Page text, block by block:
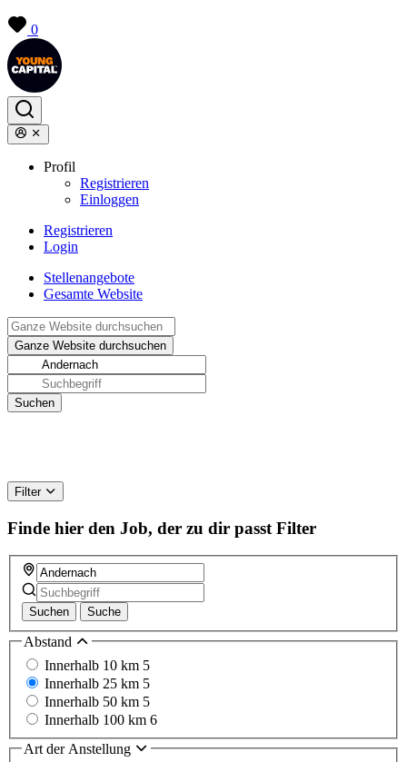
0
Profil
Registrieren
Einloggen
Registrieren
Login
Stellenangebote
Gesamte Website
Filter
Finde hier den Job, der zu dir passt Filter
Suchen Suche
Abstand
Innerhalb 10 km 5
Innerhalb 25 km 5
Innerhalb 50 km 5
Innerhalb 100 km 6
Art der Anstellung